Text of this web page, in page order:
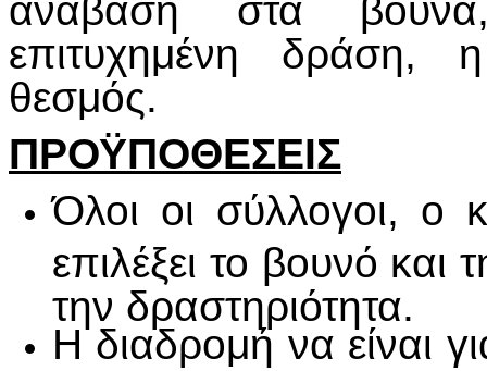
ανάβαση στα
επιτυχημένη δράση,
θεσμός.
ΠΡΟΫΠΟΘΕΣΕΙΣ
Όλοι οι σύλλογοι, ο
επιλέξει το βουνό
την δραστηριότητα.
Η διαδρομή να είναι